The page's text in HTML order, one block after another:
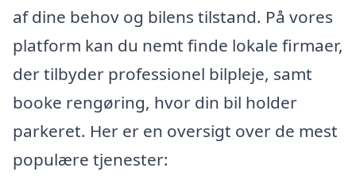
af dine behov og bilens tilstand. På vores
platform kan du nemt finde lokale firmaer,
der tilbyder professionel bilpleje, samt
booke rengøring, hvor din bil holder
parkeret. Her er en oversigt over de mest
populære tjenester: